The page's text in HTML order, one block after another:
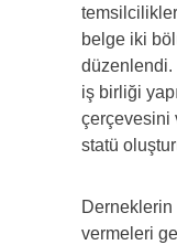
belge iki
düzenlendi.
iş birliği
çerçevesini
statü
Derneklerin
vermeleri